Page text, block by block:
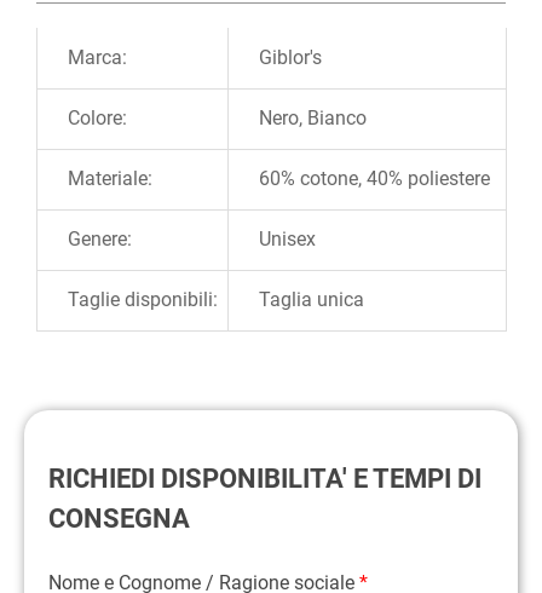
Marca: Giblor's
Colore: Nero, Bianco
Materiale: 60% cotone, 40% poliestere
Genere: Unisex
Taglie disponibili: Taglia unica
RICHIEDI DISPONIBILITA' E TEMPI DI
CONSEGNA
Nome e Cognome / Ragione sociale *